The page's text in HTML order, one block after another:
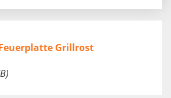
Grillrost